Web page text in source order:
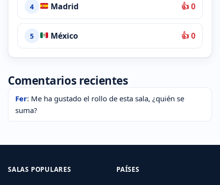
4 Madrid 👍 0
5 México 👍 0
Comentarios recientes
Fer: Me ha gustado el rollo de esta sala, ¿quién se
suma?
SALAS POPULARES PAÍSES